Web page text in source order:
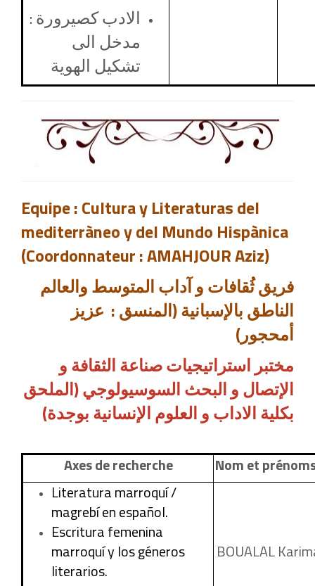
الادب كصيرورة :
مدخل الى
تشكيل الهوية
Equipe : Cultura y Literaturas del
mediterràneo y del Mundo Hispànica
(Coordonnateur : AMAHJOUR Aziz)
فريق ثُقافات و آداب المتوسط والعالم
الناطق بالإسبانية (المنسق : عزيز
أمحجور)
مختبر استراتيجيات صناعة الثقافة و
الإتصال و البحث السوسيولوجي (الملحق
بكلية الاداب و العلوم الإنسانية بوجدة)
Axes de recherche
Nom et
Literatura marroquí /
magrebí en español.
Escritura femenina
marroquí y los géneros
literarios.
BOUALAL